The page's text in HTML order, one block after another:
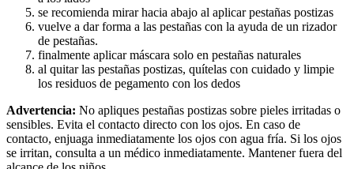
se recomienda mirar hacia abajo al aplicar pestañas postizas
vuelve a dar forma a las pestañas con la ayuda de un rizador
de pestañas.
finalmente aplicar máscara solo en pestañas naturales
al quitar las pestañas postizas, quítelas con cuidado y limpie
los residuos de pegamento con los dedos
Advertencia: No apliques pestañas postizas sobre pieles irritadas o
sensibles. Evita el contacto directo con los ojos. En caso de
contacto, enjuaga inmediatamente los ojos con agua fría. Si los ojos
se irritan, consulta a un médico inmediatamente. Mantener fuera del